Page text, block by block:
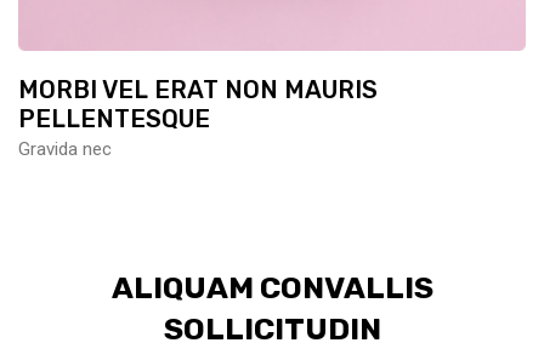
MORBI VEL ERAT NON MAURIS
PELLENTESQUE
Gravida nec
ALIQUAM CONVALLIS
SOLLICITUDIN